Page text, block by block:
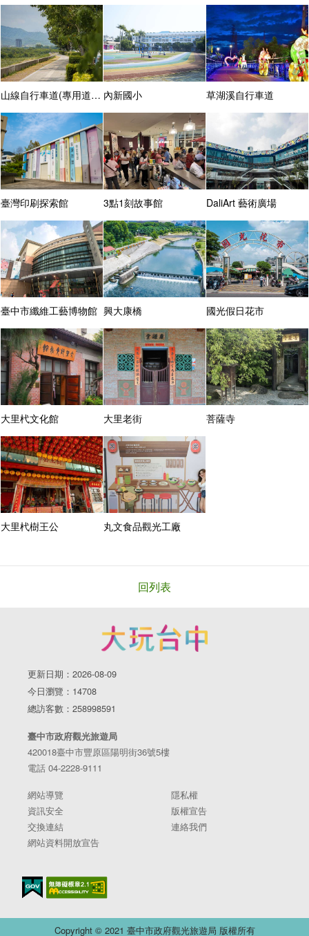
山線自行車道(專用道路段) 內新國小 草湖溪自行車道
臺灣印刷探索館 3點1刻故事館 DaliArt 藝術廣場
臺中市纖維工藝博物館 興大康橋 國光假日花市
大里杙文化館 大里老街 菩薩寺
大里杙樹王公 丸文食品觀光工廠
回列表
更新日期：2026-08-09
今日瀏覽：14708
總訪客數：258998591
臺中市政府觀光旅遊局
420018臺中市豐原區陽明街36號5樓
電話 04-2228-9111
網站導覽
隱私權
資訊安全
版權宣告
交換連結
連絡我們
網站資料開放宣告
Copyright © 2021 臺中市政府觀光旅遊局 版權所有